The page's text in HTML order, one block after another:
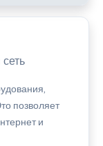
позволяет
и